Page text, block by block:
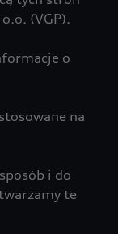
(VGP).
o
na
i do
te